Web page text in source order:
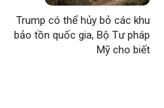
Trump có thể hủy bỏ các khu
bảo tồn quốc gia, Bộ Tư pháp
Mỹ cho biết